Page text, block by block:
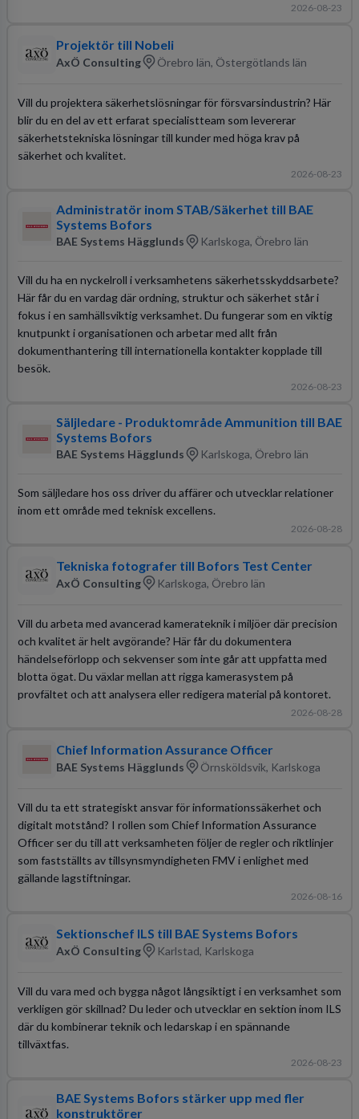
2026-08-23
Projektör till Nobeli
AxÖ Consulting Örebro län, Östergötlands län
Vill du projektera säkerhetslösningar för försvarsindustrin? Här
blir du en del av ett erfarat specialistteam som levererar
säkerhetstekniska lösningar till kunder med höga krav på
säkerhet och kvalitet.
2026-08-23
Administratör inom STAB/Säkerhet till BAE
Systems Bofors
BAE Systems Hägglunds Karlskoga, Örebro län
Vill du ha en nyckelroll i verksamhetens säkerhetsskyddsarbete?
Här får du en vardag där ordning, struktur och säkerhet står i
fokus i en samhällsviktig verksamhet. Du fungerar som en viktig
knutpunkt i organisationen och arbetar med allt från
dokumenthantering till internationella kontakter kopplade till
besök.
2026-08-23
Säljledare - Produktområde Ammunition till BAE
Systems Bofors
BAE Systems Hägglunds Karlskoga, Örebro län
Som säljledare hos oss driver du affärer och utvecklar relationer
inom ett område med teknisk excellens.
2026-08-28
Tekniska fotografer till Bofors Test Center
AxÖ Consulting Karlskoga, Örebro län
Vill du arbeta med avancerad kamerateknik i miljöer där precision
och kvalitet är helt avgörande? Här får du dokumentera
händelseförlopp och sekvenser som inte går att uppfatta med
blotta ögat. Du växlar mellan att rigga kamerasystem på
provfältet och att analysera eller redigera material på kontoret.
2026-08-28
Chief Information Assurance Officer
BAE Systems Hägglunds Örnsköldsvik, Karlskoga
Vill du ta ett strategiskt ansvar för informationssäkerhet och
digitalt motstånd? I rollen som Chief Information Assurance
Officer ser du till att verksamheten följer de regler och riktlinjer
som fastställts av tillsynsmyndigheten FMV i enlighet med
gällande lagstiftningar.
2026-08-16
Sektionschef ILS till BAE Systems Bofors
AxÖ Consulting Karlstad, Karlskoga
Vill du vara med och bygga något långsiktigt i en verksamhet som
verkligen gör skillnad? Du leder och utvecklar en sektion inom ILS
där du kombinerar teknik och ledarskap i en spännande
tillväxtfas.
2026-08-23
BAE Systems Bofors stärker upp med fler
konstruktörer